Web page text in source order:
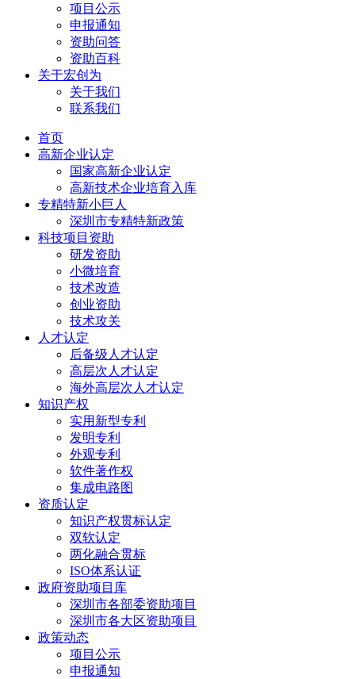
项目公示
申报通知
资助问答
资助百科
关于宏创为
关于我们
联系我们
首页
高新企业认定
国家高新企业认定
高新技术企业培育入库
专精特新小巨人
深圳市专精特新政策
科技项目资助
研发资助
小微培育
技术改造
创业资助
技术攻关
人才认定
后备级人才认定
高层次人才认定
海外高层次人才认定
知识产权
实用新型专利
发明专利
外观专利
软件著作权
集成电路图
资质认定
知识产权贯标认定
双软认定
两化融合贯标
ISO体系认证
政府资助项目库
深圳市各部委资助项目
深圳市各大区资助项目
政策动态
项目公示
申报通知